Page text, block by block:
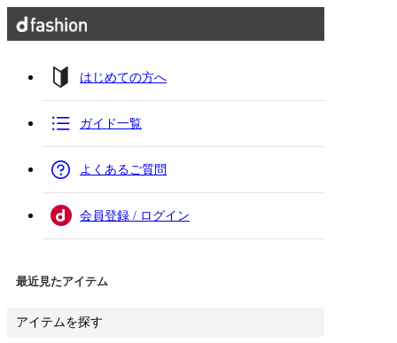
はじめての方へ
ガイド一覧
よくあるご質問
会員登録 / ログイン
最近見たアイテム
アイテムを探す